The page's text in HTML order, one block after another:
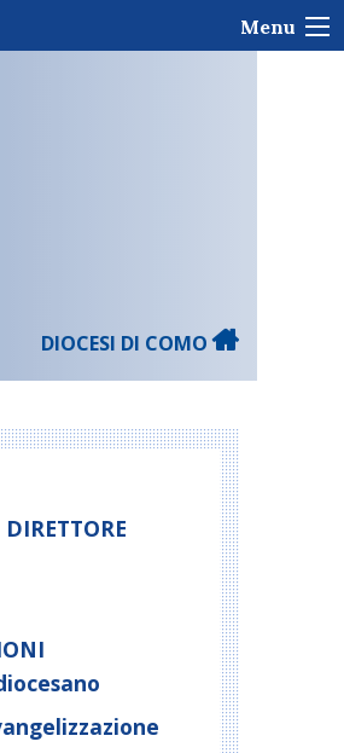
Menu
DIOCESI DI COMO